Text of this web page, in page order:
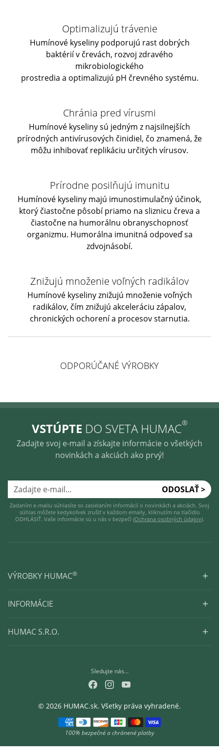
Optimalizujú trávenie
Humínové kyseliny podporujú rast dobrých
baktérií v črevách, rozvoj zdravého
mikrobiologického
prostredia a optimalizujú pH črevného systému.
Chránia pred vírusmi
Humínové kyseliny sú jedným z najsilnejších
prírodných antivírusových činidiel, čo znamená, že
môžu inhibovať replikáciu určitých vírusov.
Prírodne posilňujú imunitu
Humínové kyseliny majú imunostimulačný účinok,
ktorý čiastočne pôsobí priamo na sliznicu čreva a
čiastočne na humorálnu obranyschopnosť
organizmu. Humorálna imunitná odpoveď sa
zdvojnásobí.
Znižujú množenie voľných radikálov
Humínové kyseliny znižujú množenie voľných
radikálov, čím znižujú akceleráciu zápalov,
chronických ochorení a procesov starnutia.
ODPORÚČANÉ VÝROBKY
VSTÚPTE DO SVETA HUMAC®
Zadajte svoj e-mail a získajte informácie o všetkých
novinkách a akciách ako prvý!
ODOSLAŤ >
Zadaním e-mailu súhlasíte so zasielaním informácií o novinkách a akciách. Svoj
súhlas môžete kedykoľvek zrušiť v každom emaily, kliknutím na tlačidlo
ODHLÁSIŤ. Vaše informácie sú u nás v bezpečí (Ochrana osobných údajov).
VÝROBKY HUMAC®
INFORMÁCIE
HUMAC S.R.O.
Sledujte nás...
© 2026 HUMAC.sk. Všetky práva vyhradené.
Spôsob platby
100% bezpečné a chránené platby